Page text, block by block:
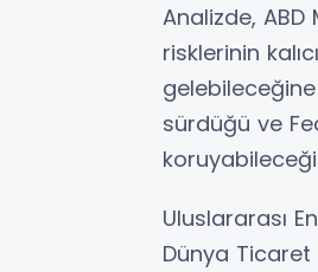
Analizde, ABD
risklerinin
gelebileceğine
sürdüğü ve
Uluslararası
Dünya Ticaret